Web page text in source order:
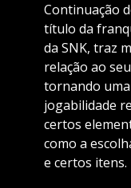
Continuação
título da
da SNK, traz
relação ao
tornando
jogabilidade
certos
como a
e certos itens.